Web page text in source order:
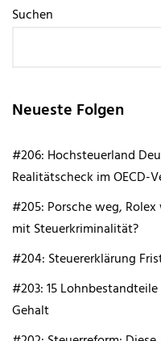
Suchen
Neueste Folgen
#206: Hochsteuerland
Realitätscheck im OECD-
#205: Porsche weg,
mit Steuerkriminalität?
#204: Steuererklärung
#203: 15
Gehalt